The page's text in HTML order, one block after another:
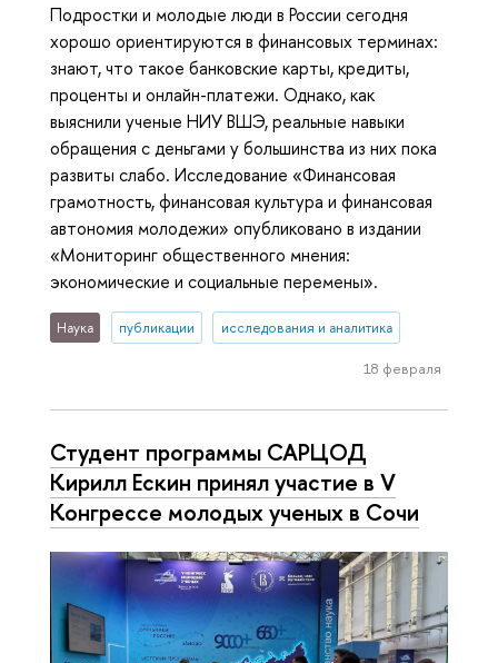
Подростки и молодые люди в России сегодня
хорошо ориентируются в финансовых терминах:
знают, что такое банковские карты, кредиты,
проценты и онлайн-платежи. Однако, как
выяснили ученые НИУ ВШЭ, реальные навыки
обращения с деньгами у большинства из них пока
развиты слабо. Исследование «Финансовая
грамотность, финансовая культура и финансовая
автономия молодежи» опубликовано в издании
«Мониторинг общественного мнения:
экономические и социальные перемены».
Наука публикации исследования и аналитика
18 февраля
Студент программы САРЦОД
Кирилл Ескин принял участие в V
Конгрессе молодых ученых в Сочи